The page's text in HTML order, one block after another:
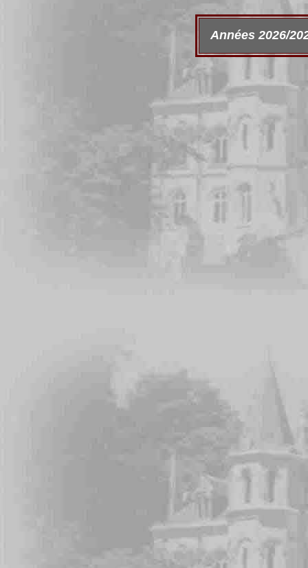
Années 2026/